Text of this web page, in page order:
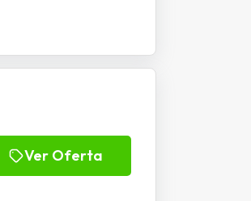
Ver Oferta